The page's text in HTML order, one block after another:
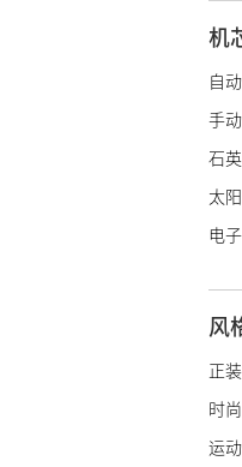
迪奥
宝
博
绰美
古驰
施
阿
帝舵
浪琴
雷达
机
自
手
石
太
电
风
正装
时
运